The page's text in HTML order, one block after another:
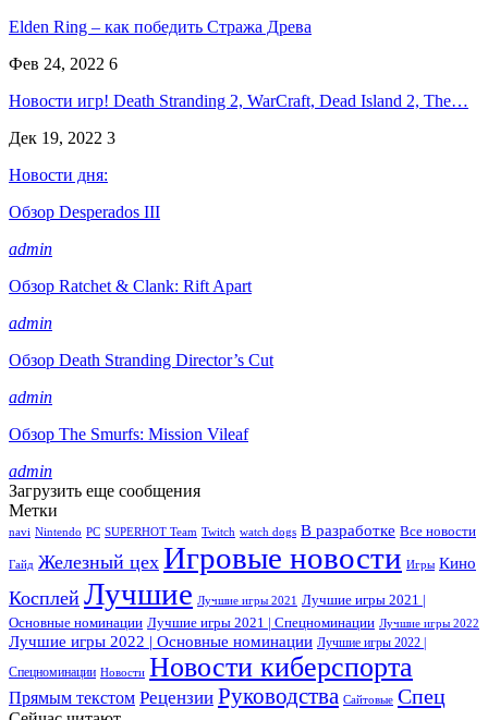
Elden Ring – как победить Стража Древа
Фев 24, 2022 6
Новости игр! Death Stranding 2, WarCraft, Dead Island 2, The…
Дек 19, 2022 3
Новости дня:
Обзор Desperados III
admin
Обзор Ratchet & Clank: Rift Apart
admin
Обзор Death Stranding Director’s Cut
admin
Обзор The Smurfs: Mission Vileaf
admin
Загрузить еще сообщения
Метки
navi Nintendo PC SUPERHOT Team Twitch watch dogs В разработке Все новости
Гайд Железный цех Игровые новости Игры Кино
Косплей Лучшие Лучшие игры 2021
Лучшие игры 2021 |
Основные номинации Лучшие игры 2021 | Спецноминации Лучшие игры 2022
Лучшие игры 2022 | Основные номинации Лучшие игры 2022 |
Спецноминации Новости Новости киберспорта
Прямым текстом Рецензии Руководства Сайтовые Спец